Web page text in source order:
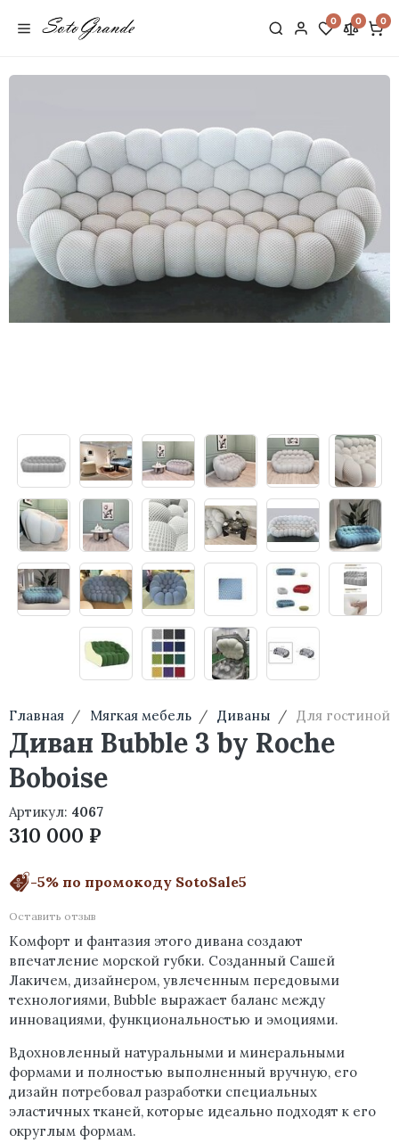
0 0 0
Главная Мягкая мебель Диваны Для гостиной
Диван Bubble 3 by Roche
Boboise
Артикул: 4067
310 000 ₽
-5% по промокоду SotoSale5
Оставить отзыв
Комфорт и фантазия этого дивана создают
впечатление морской губки.‎ Созданный Сашей
Лакичем, дизайнером, увлеченным передовыми
технологиями, Bubble выражает баланс между
инновациями, функциональностью и эмоциями.
Вдохновленный натуральными и минеральными
формами и полностью выполненный вручную, его
дизайн потребовал разработки специальных
эластичных тканей, которые идеально подходят к его
округлым формам.